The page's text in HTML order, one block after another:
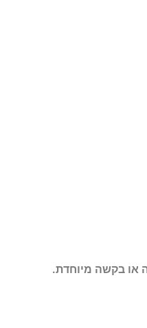
או בקשה מיוחדת.